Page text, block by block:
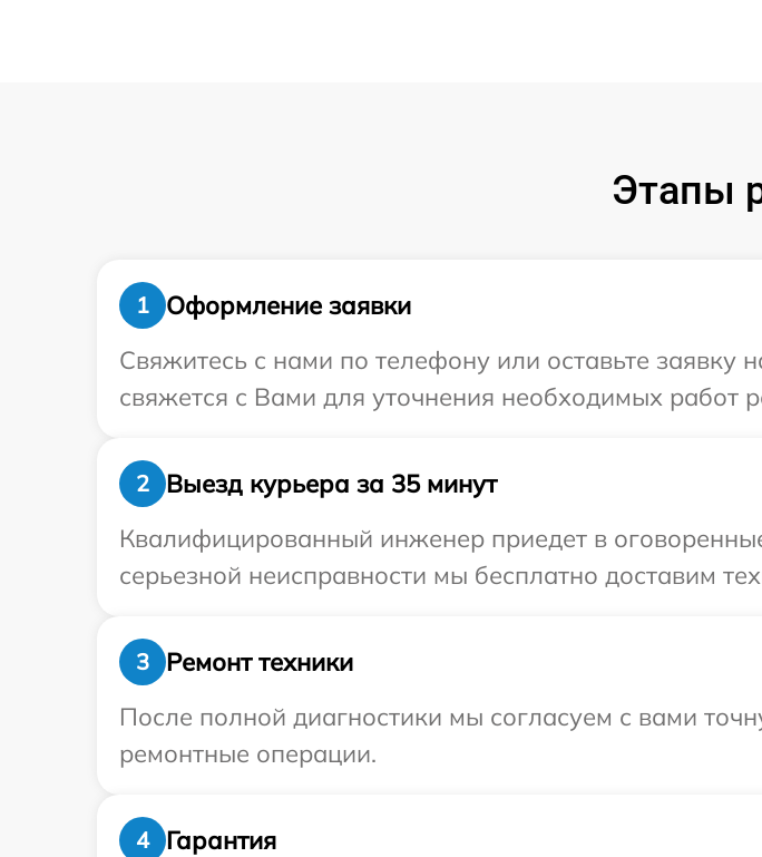
Этапы
1
Оформление заявки
Свяжитесь с нами по телефону или оставьте заявку
свяжется с Вами для уточнения необходимых работ
2
Выезд курьера за 35 минут
Квалифицированный инженер приедет в
серьезной неисправности мы бесплатно доставим
3
Ремонт техники
После полной диагностики мы согласуем с вами
ремонтные операции.
4
Гарантия